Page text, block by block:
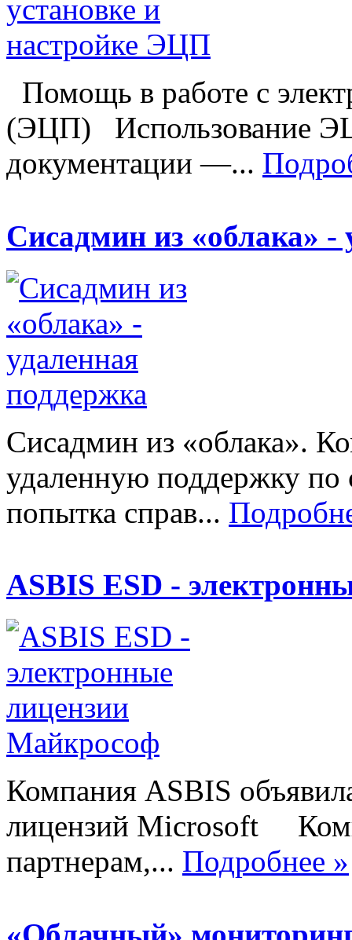
Помощь в работе с
(ЭЦП) Использование
документации —...
Сисадмин из «облака» -
Сисадмин из «облака».
удаленную поддержку по
попытка справ...
ASBIS ESD -
Компания ASBIS
лицензий Microsoft
партнерам,... Подробнее »